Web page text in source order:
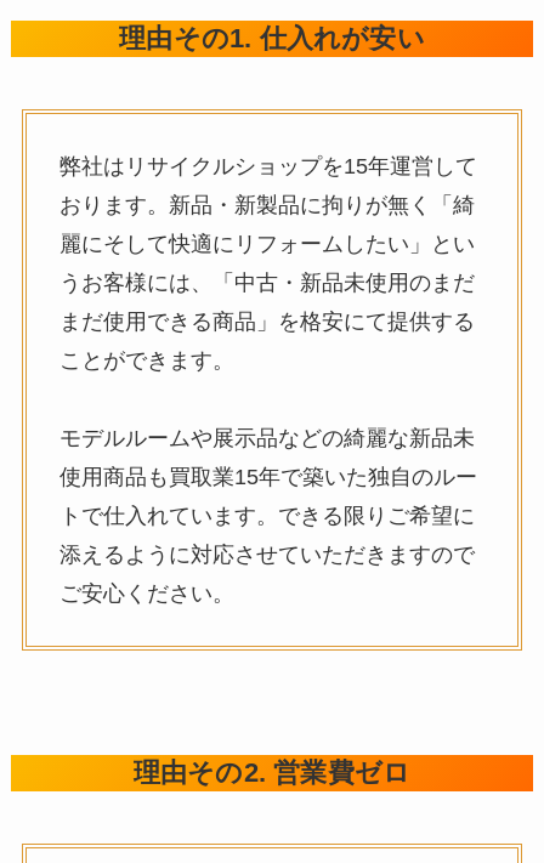
理由その1. 仕入れが安い
弊社はリサイクルショップを15年運営して
おります。新品・新製品に拘りが無く「綺
麗にそして快適にリフォームしたい」とい
うお客様には、「中古・新品未使用のまだ
まだ使用できる商品」を格安にて提供する
ことができます。
モデルルームや展示品などの綺麗な新品未
使用商品も買取業15年で築いた独自のルー
トで仕入れています。できる限りご希望に
添えるように対応させていただきますので
ご安心ください。
理由その2. 営業費ゼロ